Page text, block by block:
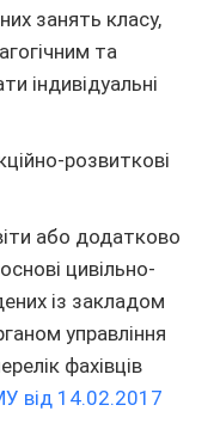
занять класу,
та
індивідуальні
розвиткові
або додатково
цивільно-
із закладом
управління
фахівців
від 14.02.2017